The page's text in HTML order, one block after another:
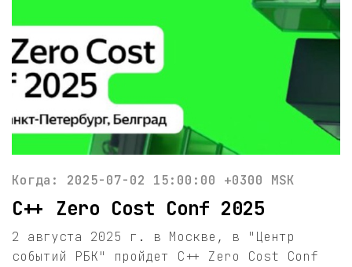
Когда: 2025-07-02 15:00:00 +0300 MSK
С++ Zero Cost Conf 2025
2 августа 2025 г. в Москве, в "Центр
событий РБК" пройдет С++ Zero Cost Conf